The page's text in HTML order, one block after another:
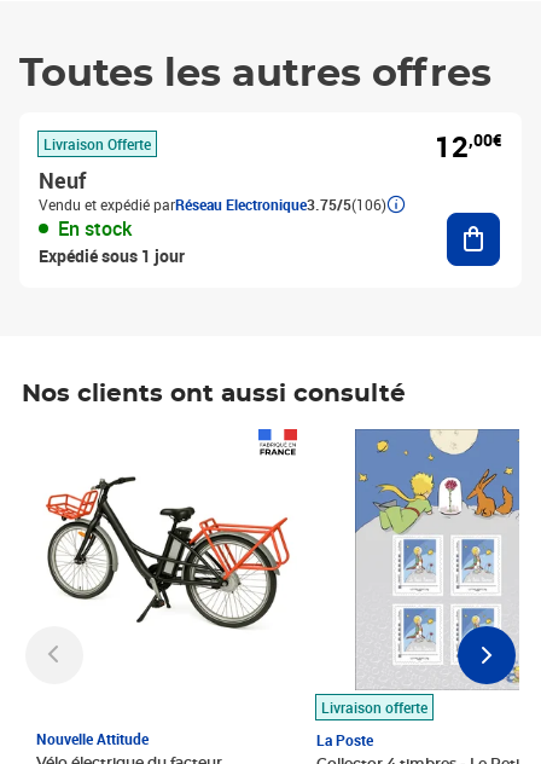
Toutes les autres offres
Livraison Offerte
Neuf
Vendu et expédié parRéseau Electronique3.75/5(106)
En stock
Expédié sous 1 jour
12,00€
Nos clients ont aussi consulté
Nouvelle Attitude
Livraison offerte
La Poste
Prix 7,50€